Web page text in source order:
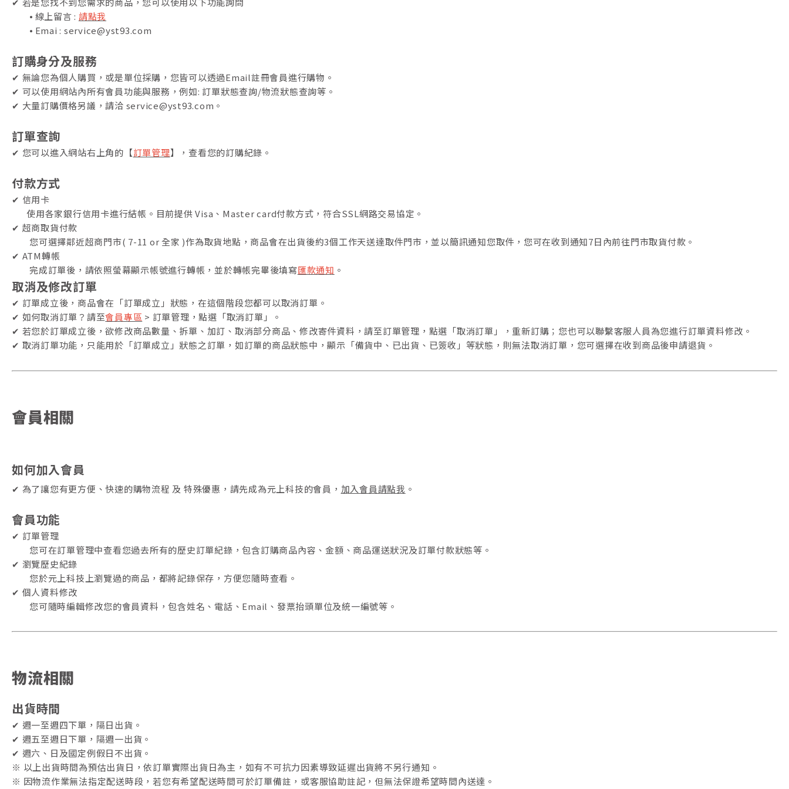
⦁ 線上留言 : 請點我
⦁ Emai : service@yst93.com
訂購身分及服務
✔ 無論您為個人購買，或是單位採購，您皆可以透過Email註冊會員進行購物。
✔ 可以使用網站內所有會員功能與服務，例如: 訂單狀態查詢/物流狀態查詢等。
✔ 大量訂購價格另議，請洽 service@yst93.com。
訂單查詢
✔ 您可以進入網站右上角的【訂單管理】，查看您的訂購紀錄。
付款方式
✔ 信用卡
使用各家銀行信用卡進行結帳。目前提供 Visa、Master card付款方式，符合SSL網路交易協定。
✔ 超商取貨付款
您可選擇鄰近超商門市( 7-11 or 全家 )作為取貨地點，商品會在出貨後約3個工作天送達取件門市，並以簡訊通知您取件，您可在收到通知7日內前往門市取貨付款。
✔ ATM轉帳
完成訂單後，請依照螢幕顯示帳號進行轉帳，並於轉帳完畢後填寫匯款通知 。
取消及修改訂單
✔ 訂單成立後，商品會在「訂單成立」狀態，在這個階段您都可以取消訂單。
✔ 如何取消訂單？請至會員專區 > 訂單管理，點選「取消訂單」。
✔ 若您於訂單成立後，欲修改商品數量、拆單、加訂、取消部分商品、修改寄件資料，請至訂單管理，點選「取消訂單」，重新訂購；您也可以聯繫客服人員為您進行訂單資料修改。
✔ 取消訂單功能，只能用於「訂單成立」狀態之訂單，如訂單的商品狀態中，顯示「備貨中、已出貨、已簽收」等狀態，則無法取消訂單，您可選擇在收到商品後申請退貨。
會員相關
如何加入會員
✔ 為了讓您有更方便、快速的購物流程 及 特殊優惠，請先成為元上科技的會員， 加入會員請點我 。
會員功能
✔ 訂單管理
您可在訂單管理中查看您過去所有的歷史訂單紀錄，包含訂購商品內容、金額、商品運送狀況及訂單付款狀態等。
✔ 瀏覽歷史紀錄
您於元上科技上瀏覽過的商品，都將記錄保存，方便您隨時查看。
✔ 個人資料修改
您可隨時編輯修改您的會員資料，包含姓名、電話、Email、發票抬頭單位及統一編號等。
物流相關
出貨時間
✔ 週一至週四下單，隔日出貨。
✔ 週五至週日下單，隔週一出貨。
✔ 週六、日及國定例假日不出貨。
※ 以上出貨時間為預估出貨日，依訂單實際出貨日為主，如有不可抗力因素導致延遲出貨將不另行通知。
※ 因物流作業無法指定配送時段，若您有希望配送時間可於訂單備註，或客服協助註記，但無法保證希望時間內送達。